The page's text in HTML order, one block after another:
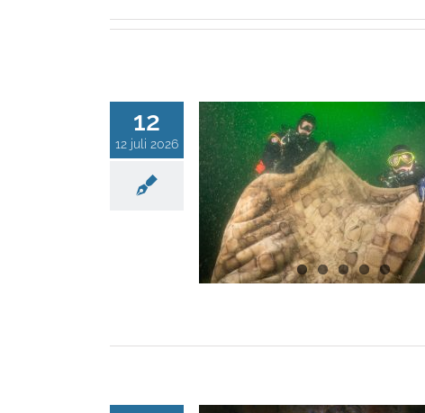
12
12 juli 2026